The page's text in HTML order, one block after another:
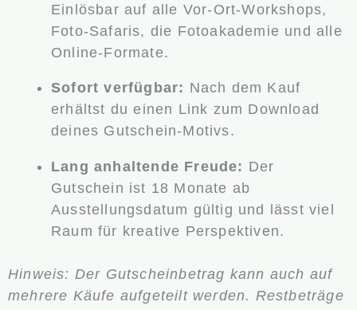
Einlösbar auf alle Vor-Ort-Workshops,
Foto-Safaris, die Fotoakademie und alle
Online-Formate.
Sofort verfügbar: Nach dem Kauf
erhältst du einen Link zum Download
deines Gutschein-Motivs.
Lang anhaltende Freude: Der
Gutschein ist 18 Monate ab
Ausstellungsdatum gültig und lässt viel
Raum für kreative Perspektiven.
Hinweis: Der Gutscheinbetrag kann auch auf
mehrere Käufe aufgeteilt werden. Restbeträge